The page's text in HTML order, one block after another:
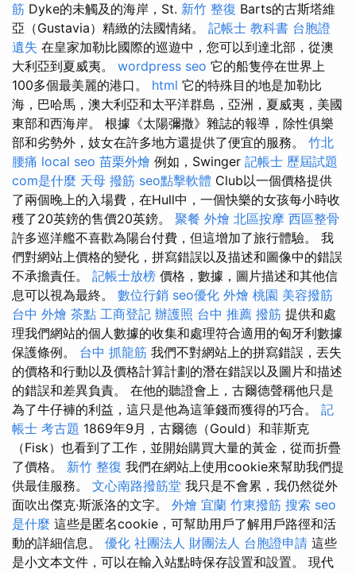
筋 Dyke的未觸及的海岸，St. 新竹 整復 Barts的古斯塔維
亞（Gustavia）精緻的法國情緒。 記帳士 教科書 台胞證
遺失 在皇家加勒比國際的巡遊中，您可以到達北部，從澳
大利亞到夏威夷。 wordpress seo 它的船隻停在世界上
100多個最美麗的港口。 html 它的特殊目的地是加勒比
海，巴哈馬，澳大利亞和太平洋群島，亞洲，夏威夷，美國
東部和西海岸。 根據《太陽彌撒》雜誌的報導，除性俱樂
部和劣勢外，妓女在許多地方還提供了便宜的服務。 竹北
腰痛 local seo 苗栗外燴 例如，Swinger 記帳士 歷屆試題
com是什麼 天母 撥筋 seo點擊軟體 Club以一個價格提供
了兩個晚上的入場費，在Hull中，一個快樂的女孩每小時收
穫了20英鎊的售價20英鎊。 聚餐 外燴 北區按摩 西區整骨
許多巡洋艦不喜歡為陽台付費，但這增加了旅行體驗。 我
們對網站上價格的變化，拼寫錯誤以及描述和圖像中的錯誤
不承擔責任。 記帳士放榜 價格，數據，圖片描述和其他信
息可以視為最終。 數位行銷 seo優化 外燴 桃園 美容撥筋
台中 外燴 茶點 工商登記 辦護照 台中 推薦 撥筋 提供和處
理我們網站的個人數據的收集和處理符合適用的匈牙利數據
保護條例。 台中 抓龍筋 我們不對網站上的拼寫錯誤，丟失
的價格和行動以及價格計算計劃的潛在錯誤以及圖片和描述
的錯誤和差異負責。 在他的聽證會上，古爾德聲稱他只是
為了牛仔褲的利益，這只是他為這筆錢而獲得的巧合。 記
帳士 考古題 1869年9月，古爾德（Gould）和菲斯克
（Fisk）也看到了工作，並開始購買大量的黃金，從而折疊
了價格。 新竹 整復 我們在網站上使用cookie來幫助我們提
供最佳服務。 文心南路撥筋堂 我只是不會累，我仍然從外
面吹出傑克·斯派洛的文字。 外燴 宜蘭 竹東撥筋 搜索 seo
是什麼 這些是匿名cookie，可幫助用戶了解用戶路徑和活
動的詳細信息。 優化 社團法人 財團法人 台胞證申請 這些
是小文本文件，可以在輸入站點時保存設置和設置。 現代